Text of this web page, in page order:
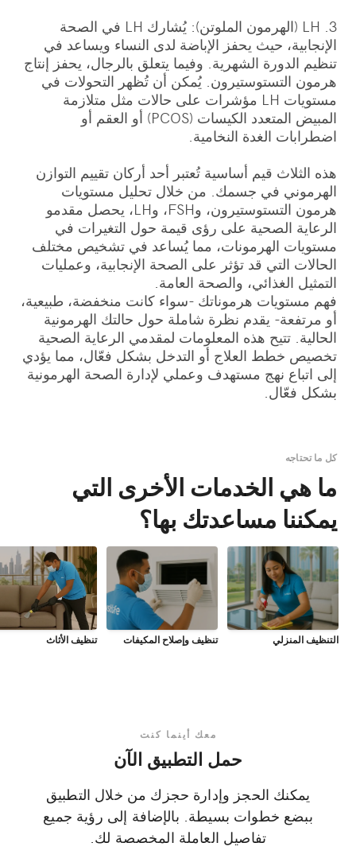
3. LH (الهرمون الملوتن): يُشارك LH في الصحة
الإنجابية، حيث يحفز الإباضة لدى النساء ويساعد في
تنظيم الدورة الشهرية. وفيما يتعلق بالرجال، يحفز إنتاج
هرمون التستوستيرون. يُمكن أن تُظهر التحولات في
مستويات LH مؤشرات على حالات مثل متلازمة
المبيض المتعدد الكيسات (PCOS) أو العقم أو
اضطرابات الغدة النخامية.
هذه الثلاث قيم أساسية تُعتبر أحد أركان تقييم التوازن
الهرموني في جسمك. من خلال تحليل مستويات
هرمون التستوستيرون، وFSH، وLH، يحصل مقدمو
الرعاية الصحية على رؤى قيمة حول التغيرات في
مستويات الهرمونات، مما يُساعد في تشخيص مختلف
الحالات التي قد تؤثر على الصحة الإنجابية، وعمليات
التمثيل الغذائي، والصحة العامة.
فهم مستويات هرموناتك -سواء كانت منخفضة، طبيعية،
أو مرتفعة- يقدم نظرة شاملة حول حالتك الهرمونية
الحالية. تتيح هذه المعلومات لمقدمي الرعاية الصحية
تخصيص خطط العلاج أو التدخل بشكل فعّال، مما يؤدي
إلى اتباع نهج مستهدف وعملي لإدارة الصحة الهرمونية
بشكل فعّال.
كل ما تحتاجه
ما هي الخدمات الأخرى التي
يمكننا مساعدتك بها؟
التنظيف المنزلي تنظيف وإصلاح المكيفات تنظيف الأثاث
معك أينما كنت
حمل التطبيق الآن
يمكنك الحجز وإدارة حجزك من خلال التطبيق
ببضع خطوات بسيطة. بالإضافة إلى رؤية جميع
تفاصيل العاملة المخصصة لك.